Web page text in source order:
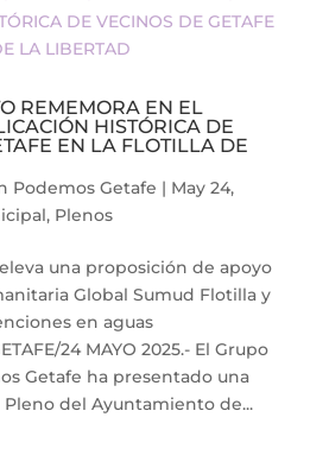
REMEMORA EN EL
HISTÓRICA DE
EN LA FLOTILLA DE
Podemos Getafe | May 24,
, Plenos
una proposición de apoyo
Global Sumud Flotilla y
en aguas
24 MAYO 2025.- El Grupo
Getafe ha presentado una
del Ayuntamiento de...